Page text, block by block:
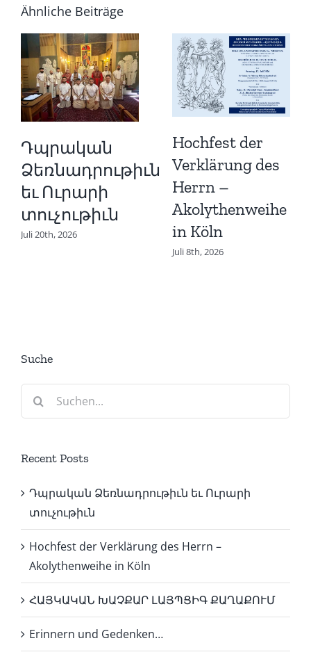
Ähnliche Beiträge
Դպրական
Ձեռնադրութիւն
եւ Ուրարի
տուչութիւն
Juli 20th, 2026
Hochfest der
Verklärung des
Herrn –
Akolythenweihe
in Köln
Juli 8th, 2026
Suche
Suche
nach:
Recent Posts
Դպրական Ձեռնադրութիւն եւ Ուրարի
տուչութիւն
Hochfest der Verklärung des Herrn –
Akolythenweihe in Köln
ՀԱՅԿԱԿԱՆ ԽԱՉՔԱՐ ԼԱՅՊՑԻԳ ՔԱՂԱՔՈՒՄ
Erinnern und Gedenken…